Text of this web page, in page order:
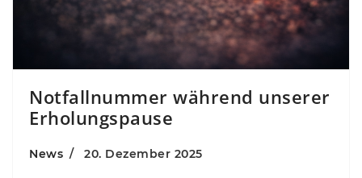
Notfallnummer während unserer
Erholungspause
News 20. Dezember 2025